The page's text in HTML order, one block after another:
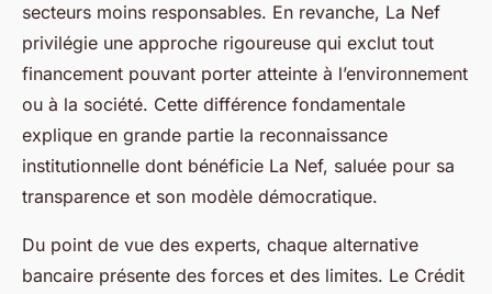
secteurs moins responsables. En revanche, La Nef
privilégie une approche rigoureuse qui exclut tout
financement pouvant porter atteinte à l’environnement
ou à la société. Cette différence fondamentale
explique en grande partie la reconnaissance
institutionnelle dont bénéficie La Nef, saluée pour sa
transparence et son modèle démocratique.
Du point de vue des experts, chaque alternative
bancaire présente des forces et des limites. Le Crédit